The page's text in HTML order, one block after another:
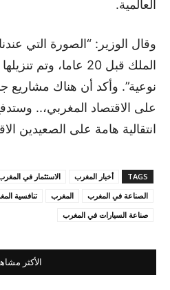
العالمية.
وقال الوزير: “الصورة التي
الملك قبل 20 عاما،
نوعية”. وأكد أن هناك مشاريع
على الاقتصاد المغربي،..
انتقالية هامة على الصعيدين
TAGS أخبار المغرب الاستثمار في
الصناعة في المغرب
المغرب تنافسية
صناعة السيارات في المغرب
الأكثر